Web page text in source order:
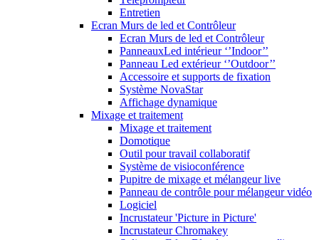
Entretien
Ecran Murs de led et Contrôleur
Ecran Murs de led et Contrôleur
PanneauxLed intérieur ‘’Indoor’’
Panneau Led extérieur ‘’Outdoor’’
Accessoire et supports de fixation
Système NovaStar
Affichage dynamique
Mixage et traitement
Mixage et traitement
Domotique
Outil pour travail collaboratif
Système de visioconférence
Pupitre de mixage et mélangeur live
Panneau de contrôle pour mélangeur vidéo
Logiciel
Incrustateur 'Picture in Picture'
Incrustateur Chromakey